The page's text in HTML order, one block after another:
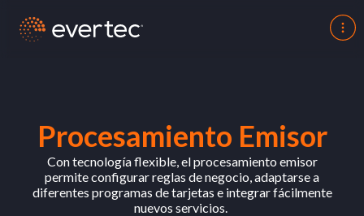
Procesamiento Emisor
Contecnologíaflexible,elprocesamiento emisor
permite configurarreglas denegocio,adaptarsea
diferentes programas de tarjetas e integrarfácilmente
nuevos servicios.